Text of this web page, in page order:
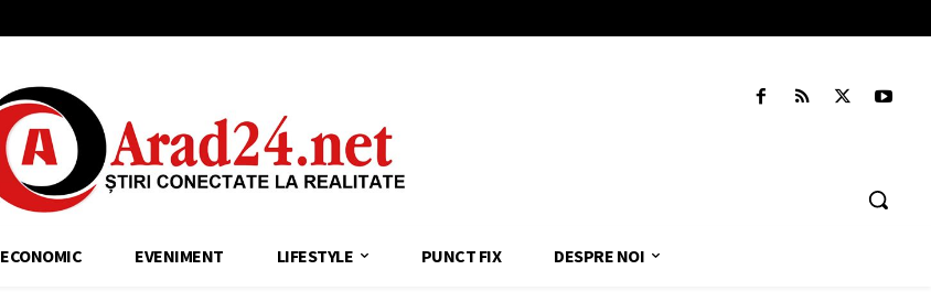
ECONOMIC EVENIMENT LIFESTYLE PUNCT FIX DESPRE NOI